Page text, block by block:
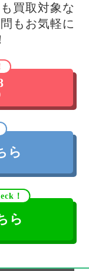
買取対象な
もお気軽に
ら
！
ら